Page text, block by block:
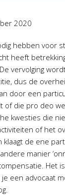
2020
hebben voor
heeft
vervolging
dus de
door een
of die pro deo
kwesties die
of het
de ene
manier
Het
een advocaat